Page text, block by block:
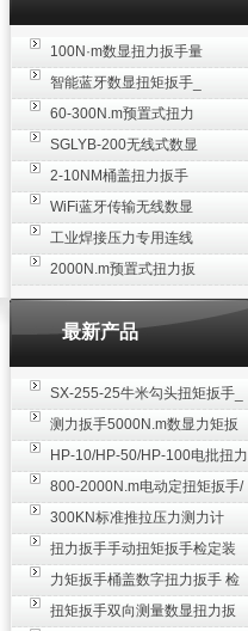
100N·m数显扭力扳手量
程 高精度可调数字扭矩
工具 测力扳手厂家
智能蓝牙数显扭矩扳手_
模拟量/蓝牙传输/WIFI输
出/无线扭力扳手厂家
60-300N.m预置式扭力
扳手 SGTG-300预制扭
矩扳手高精度厂家
SGLYB-200无线式数显
扭矩扳手 40-200N.m可
连手机电脑蓝牙扭力扳
手厂家
2-10NM桶盖扭力扳手
油桶盖数显扭矩工具 手
动电子力矩扳手厂家
WiFi蓝牙传输无线数显
扭力扳手 100N.m远距无
线传输数显扭矩紧固扳
手厂家
工业焊接压力专用连线
式推拉力计 200N.m焊点
压力微型传感器测力仪
厂家
2000N.m预置式扭力扳
手 可调扭矩定值扭矩扳
手 安装专用力矩扳手厂
最新产品
SX-255-25牛米勾头扭矩扳手_
螺栓紧固扭力扳手
测力扳手5000N.m数显力矩扳
手 非标扭力扳手工业级
HP-10/HP-50/HP-100电批扭力
测试仪,测量仪
800-2000N.m电动定扭矩扳手/
扭矩电动扳手
300KN标准推拉压力测力计
_0.3级数显压力仪
扭力扳手手动扭矩扳手检定装
置 50-100N扳手测量仪器
力矩扳手桶盖数字扭力扳手 检
测瓶盖拧紧扭矩工具
扭矩扳手双向测量数显扭力扳